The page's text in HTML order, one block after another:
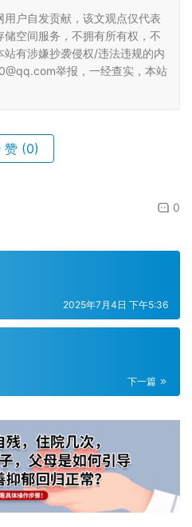
户自发贡献，该文观点仅代表
空间服务，不拥有所有权，不
有涉嫌抄袭侵权/违法违规的内
举报，一经查实，本站
赞 (0)
0
2025年7月4日 下午5:36
下一篇